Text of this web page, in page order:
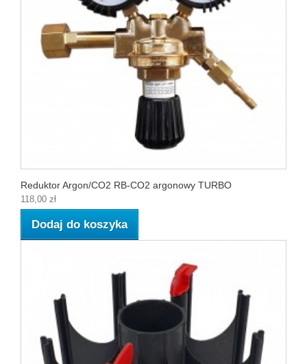
Reduktor Argon/CO2 RB-CO2 argonowy TURBO
118,00 zł
Dodaj do koszyka